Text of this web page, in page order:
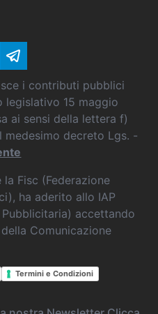
i contributi pubblici
legislativo 15 maggio
ai sensi della lettera f)
decreto Lgs. -
Fisc (Federazione
ha aderito allo IAP
accettando
Comunicazione
Termini e Condizioni